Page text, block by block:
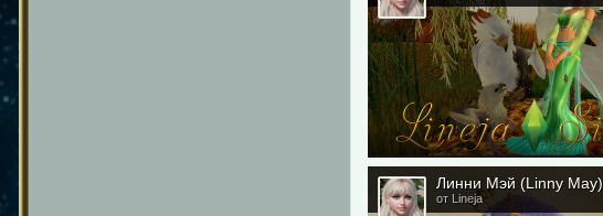
Линни Мэй (Linny May)
от Lineja